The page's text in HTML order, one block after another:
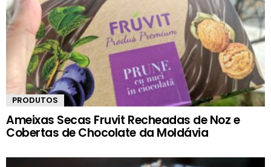
PRODUTOS
Ameixas Secas Fruvit Recheadas de Noz e
Cobertas de Chocolate da Moldávia